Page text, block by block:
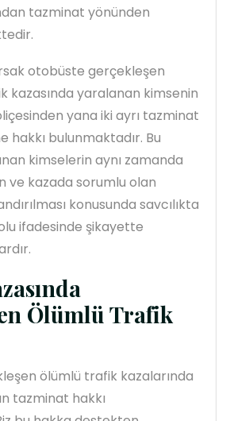
tazminat yönünden
otobüste gerçekleşen
kazasında yaralanan kimsenin
yana iki ayrı tazminat
bulunmaktadır. Bu
kimselerin aynı zamanda
ve kazada sorumlu olan
konusunda savcılıkta
ifadesinde şikayette
Ölümlü Trafik
ölümlü trafik kazalarında
tazminat hakkı